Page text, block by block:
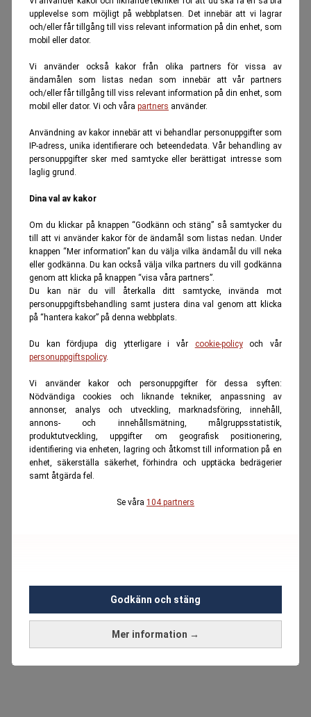
upplevelse som möjligt på webbplatsen. Det innebär att vi lagrar
och/eller får tillgång till viss relevant information på din enhet, som
mobil eller dator.
Vi använder också kakor från olika partners för vissa av
ändamålen som listas nedan som innebär att vår partners
och/eller får tillgång till viss relevant information på din enhet, som
mobil eller dator. Vi och våra partners använder.
Användning av kakor innebär att vi behandlar personuppgifter som
IP-adress, unika identifierare och beteendedata. Vår behandling av
personuppgifter sker med samtycke eller berättigat intresse som
laglig grund.
Dina val av kakor
Om du klickar på knappen “Godkänn och stäng” så samtycker du
till att vi använder kakor för de ändamål som listas nedan. Under
knappen “Mer information” kan du välja vilka ändamål du vill neka
eller godkänna. Du kan också välja vilka partners du vill godkänna
genom att klicka på knappen “visa våra partners”.
Du kan när du vill återkalla ditt samtycke, invända mot
personuppgiftsbehandling samt justera dina val genom att klicka
på “hantera kakor” på denna webbplats.
Du kan fördjupa dig ytterligare i vår cookie-policyoch vår
personuppgiftspolicy.
Vi använder kakor och personuppgifter för dessa syften:
Nödvändiga cookies och liknande tekniker, anpassning av
annonser, analys och utveckling, marknadsföring, innehåll,
annons- och innehållsmätning, målgruppsstatistik,
produktutveckling, uppgifter om geografisk positionering,
identifiering via enheten, lagring och åtkomst till information på en
enhet, säkerställa säkerhet, förhindra och upptäcka bedrägerier
samt åtgärda fel.
Se våra 104 partners
Mer information →
Godkänn och stäng